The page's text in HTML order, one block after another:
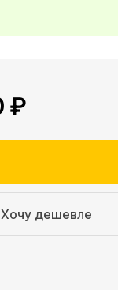
₽
Хочу дешевле